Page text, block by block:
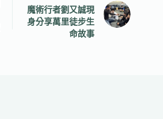
魔術行者劉又誠現
身分享萬里徒步生
命故事